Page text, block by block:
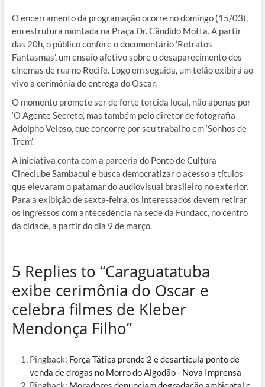
O encerramento da programação ocorre no domingo (15/03),
em estrutura montada na Praça Dr. Cândido Motta. A partir
das 20h, o público confere o documentário ‘Retratos
Fantasmas’, um ensaio afetivo sobre o desaparecimento dos
cinemas de rua no Recife. Logo em seguida, um telão exibirá ao
vivo a cerimônia de entrega do Oscar.
O momento promete ser de forte torcida local, não apenas por
‘O Agente Secreto’, mas também pelo diretor de fotografia
Adolpho Veloso, que concorre por seu trabalho em ‘Sonhos de
Trem’.
A iniciativa conta com a parceria do Ponto de Cultura
Cineclube Sambaqui e busca democratizar o acesso a títulos
que elevaram o patamar do audiovisual brasileiro no exterior.
Para a exibição de sexta-feira, os interessados devem retirar
os ingressos com antecedência na sede da Fundacc, no centro
da cidade, a partir do dia 9 de março.
5 Replies to “Caraguatatuba
exibe cerimônia do Oscar e
celebra filmes de Kleber
Mendonça Filho”
Pingback: Força Tática prende 2 e desarticula ponto de
venda de drogas no Morro do Algodão - Nova Imprensa